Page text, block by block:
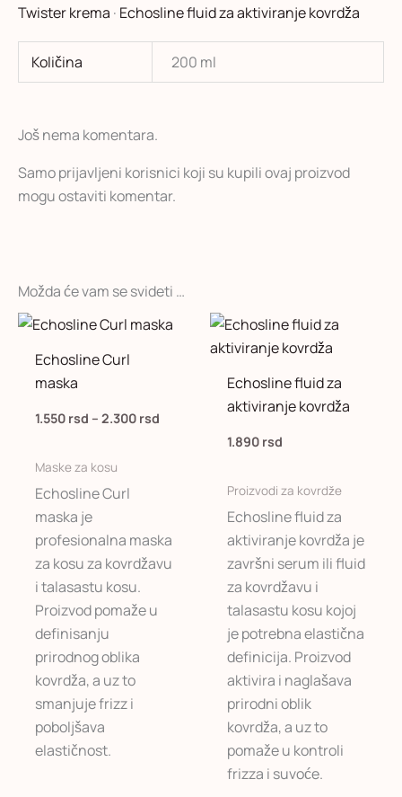
Twister krema · Echosline fluid za aktiviranje kovrdža
Količina 200 ml
Još nema komentara.
Samo prijavljeni korisnici koji su kupili ovaj proizvod
mogu ostaviti komentar.
Možda će vam se svideti …
Echosline Curl
maska
1.550 rsd – 2.300 rsd
Raspon
cena:
Maske za kosu
Echosline Curl
maska je
profesionalna maska
za kosu za kovrdžavu
i talasastu kosu.
Proizvod pomaže u
definisanju
prirodnog oblika
kovrdža, a uz to
smanjuje frizz i
poboljšava
elastičnost.
Ovaj
ima
više
varijanti.
mogu
biti
izabrane
na
stranici
proizvoda.
Echosline fluid za
aktiviranje kovrdža
1.890 rsd
Proizvodi za kovrdže
Echosline fluid za
aktiviranje kovrdža je
završni serum ili fluid
za kovrdžavu i
talasastu kosu kojoj
je potrebna elastična
definicija. Proizvod
aktivira i naglašava
prirodni oblik
kovrdža, a uz to
pomaže u kontroli
frizza i suvoće.